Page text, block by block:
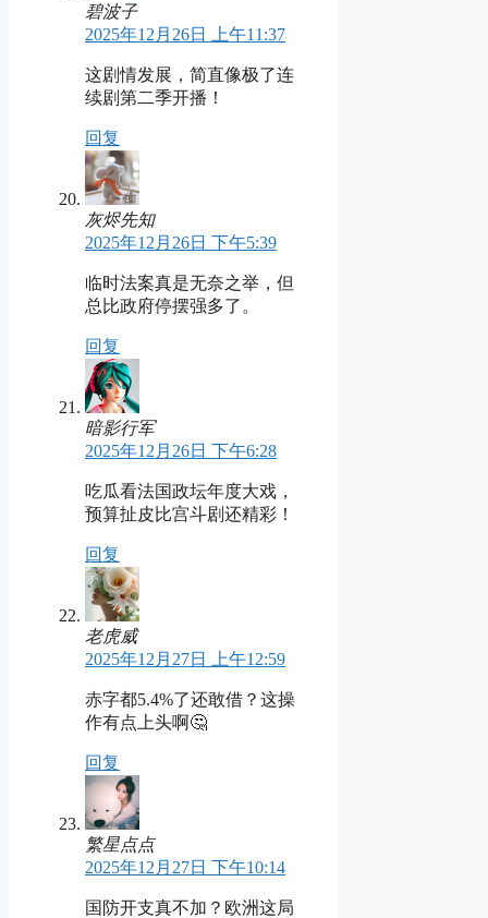
碧波子
2025年12月26日 上午11:37
这剧情发展，简直像极了连
续剧第二季开播！
回复
灰烬先知
2025年12月26日 下午5:39
临时法案真是无奈之举，但
总比政府停摆强多了。
回复
暗影行军
2025年12月26日 下午6:28
吃瓜看法国政坛年度大戏，
预算扯皮比宫斗剧还精彩！
回复
老虎威
2025年12月27日 上午12:59
赤字都5.4%了还敢借？这操
作有点上头啊🤔
回复
繁星点点
2025年12月27日 下午10:14
国防开支真不加？欧洲这局